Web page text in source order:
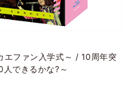
エファン入学式～ / 10周年突
できるかな?～